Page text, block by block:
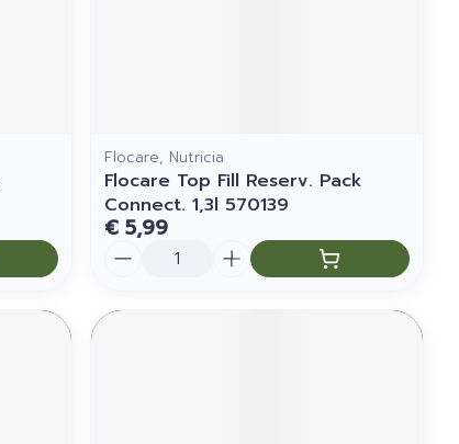
Flocare, Nutricia
Flocare Top Fill Reserv. Pack
Connect. 1,3l 570139
€ 5,99